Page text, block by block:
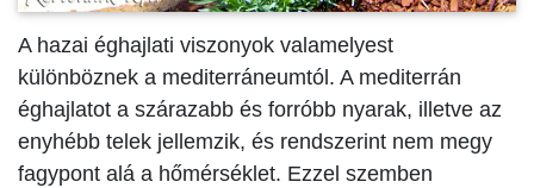
A hazai éghajlati viszonyok valamelyest
különböznek a mediterráneumtól. A mediterrán
éghajlatot a szárazabb és forróbb nyarak, illetve az
enyhébb telek jellemzik, és rendszerint nem megy
fagypont alá a hőmérséklet. Ezzel szemben